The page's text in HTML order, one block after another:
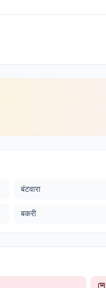
बंटवारा
बकरी